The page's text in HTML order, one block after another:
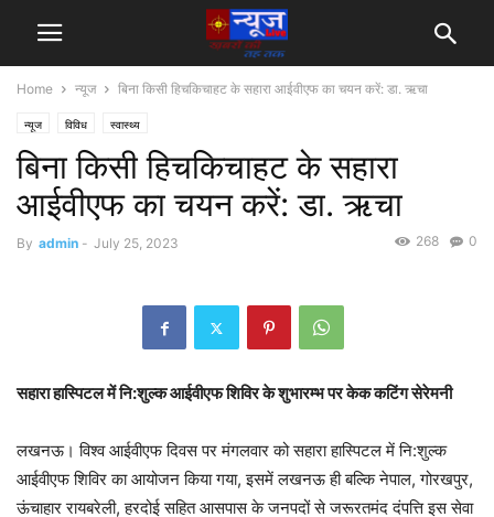
Home न्यूज बिना किसी हिचकिचाहट के सहारा आईवीएफ का चयन करें: डा. ऋचा
न्यूज विविध स्वास्थ्य
बिना किसी हिचकिचाहट के सहारा
आईवीएफ का चयन करें: डा. ऋचा
By admin - July 25, 2023 0
268
सहारा हास्पिटल में नि:शुल्क आईवीएफ शिविर के शुभारम्भ पर केक कटिंग सेरेमनी
लखनऊ। विश्व आईवीएफ दिवस पर मंगलवार को सहारा हास्पिटल में नि:शुल्क
आईवीएफ शिविर का आयोजन किया गया, इसमें लखनऊ ही बल्कि नेपाल, गोरखपुर,
ऊंचाहार रायबरेली, हरदोई सहित आसपास के जनपदों से जरूरतमंद दंपत्ति इस सेवा